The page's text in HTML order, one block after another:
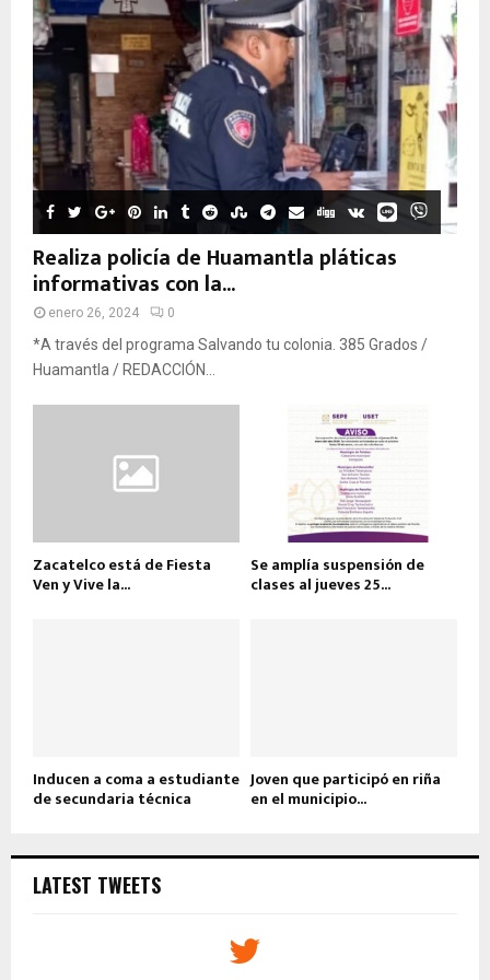
Realiza policía de Huamantla pláticas
informativas con la...
enero 26, 2024 0
*A través del programa Salvando tu colonia. 385 Grados /
Huamantla / REDACCIÓN...
Zacatelco está de Fiesta
Ven y Vive la...
Se amplía suspensión de
clases al jueves 25...
Inducen a coma a estudiante
de secundaria técnica
Joven que participó en riña
en el municipio...
LATEST TWEETS